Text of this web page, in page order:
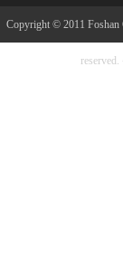
Copyright © 2011 Foshan
reserved.